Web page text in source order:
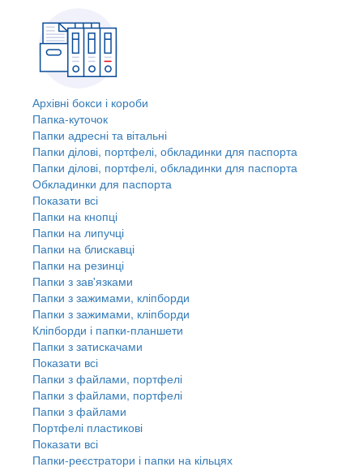
Архівні бокси і короби
Папка-куточок
Папки адресні та вітальні
Папки ділові, портфелі, обкладинки для паспорта
Папки ділові, портфелі, обкладинки для паспорта
Обкладинки для паспорта
Показати всі
Папки на кнопці
Папки на липучці
Папки на блискавці
Папки на резинці
Папки з зав'язками
Папки з зажимами, кліпборди
Папки з зажимами, кліпборди
Кліпборди і папки-планшети
Папки з затискачами
Показати всі
Папки з файлами, портфелі
Папки з файлами, портфелі
Папки з файлами
Портфелі пластикові
Показати всі
Папки-реєстратори і папки на кільцях